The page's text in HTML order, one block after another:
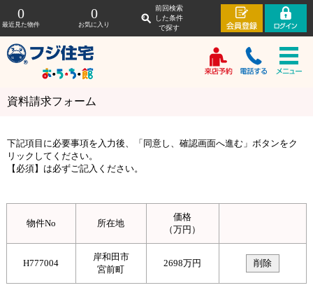
0
最近見た物件
0
お気に入り
前回検索
した条件
で探す
資料請求フォーム
下記項目に必要事項を入力後、「同意し、確認画面へ進む」ボタンをク
リックしてください。
【必須】は必ずご記入ください。
物件No 所在地
価格
（万円）
H777004
岸和田市
宮前町
2698万円